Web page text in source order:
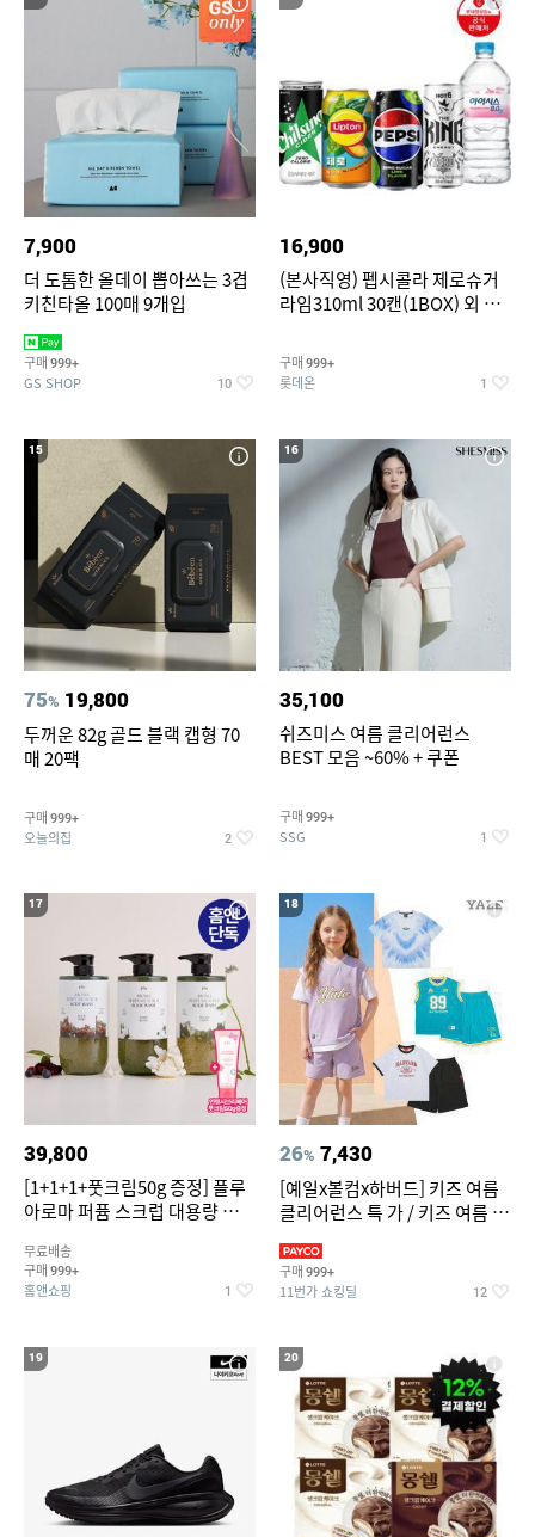
7,900
더 도톰한 올데이 뽑아쓰는 3겹
키친타올 100매 9개입
구매 999+
GS SHOP 10
16,900
(본사직영) 펩시콜라 제로슈거
라임310ml 30캔(1BOX) 외 롯
구매 999+
롯데온 1
15
75% 19,800
두꺼운 82g 골드 블랙 캡형 70
매 20팩
구매 999+
오늘의집 2
16
35,100
쉬즈미스 여름 클리어런스
BEST 모음 ~60% + 쿠폰
구매 999+
SSG 1
17
39,800
[1+1+1+풋크림50g 증정] 플루
아로마 퍼퓸 스크럽 대용량 바디
무료배송
구매 999+
홈앤쇼핑 1
18
26% 7,430
[예일x볼컴x하버드] 키즈 여름
클리어런스 특 가 / 키즈 여름 수
구매 999+
11번가 쇼킹딜 12
19 20